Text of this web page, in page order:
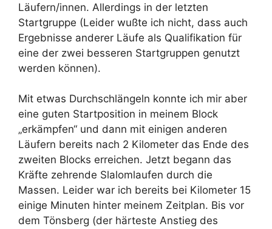
Läufern/innen. Allerdings in der letzten
Startgruppe (Leider wußte ich nicht, dass auch
Ergebnisse anderer Läufe als Qualifikation für
eine der zwei besseren Startgruppen genutzt
werden können).
Mit etwas Durchschlängeln konnte ich mir aber
eine guten Startposition in meinem Block
„erkämpfen“ und dann mit einigen anderen
Läufern bereits nach 2 Kilometer das Ende des
zweiten Blocks erreichen. Jetzt begann das
Kräfte zehrende Slalomlaufen durch die
Massen. Leider war ich bereits bei Kilometer 15
einige Minuten hinter meinem Zeitplan. Bis vor
dem Tönsberg (der härteste Anstieg des